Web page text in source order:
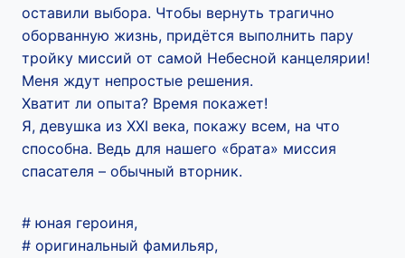
оставили выбора. Чтобы вернуть трагично
оборванную жизнь, придётся выполнить пару
тройку миссий от самой Небесной канцелярии!
Меня ждут непростые решения.
Хватит ли опыта? Время покажет!
Я, девушка из XXI века, покажу всем, на что
способна. Ведь для нашего «брата» миссия
спасателя – обычный вторник.
# юная героиня,
# оригинальный фамильяр,